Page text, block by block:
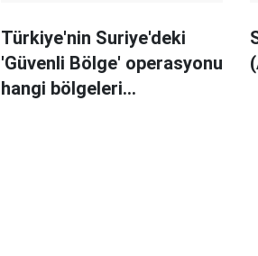
Türkiye'nin Suriye'deki
'Güvenli Bölge' operasyonu
hangi bölgeleri